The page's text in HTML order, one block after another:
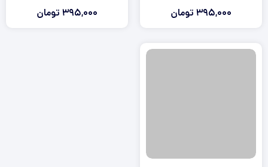
395,000 تومان 395,000 تومان